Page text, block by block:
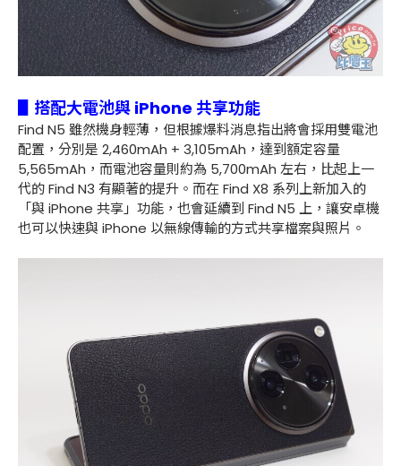
▋搭配大電池與 iPhone 共享功能
Find N5 雖然機身輕薄，但根據爆料消息指出將會採用雙電池
配置，分別是 2,460mAh + 3,105mAh，達到額定容量
5,565mAh，而電池容量則約為 5,700mAh 左右，比起上一
代的 Find N3 有顯著的提升。而在 Find X8 系列上新加入的
「與 iPhone 共享」功能，也會延續到 Find N5 上，讓安卓機
也可以快速與 iPhone 以無線傳輸的方式共享檔案與照片。